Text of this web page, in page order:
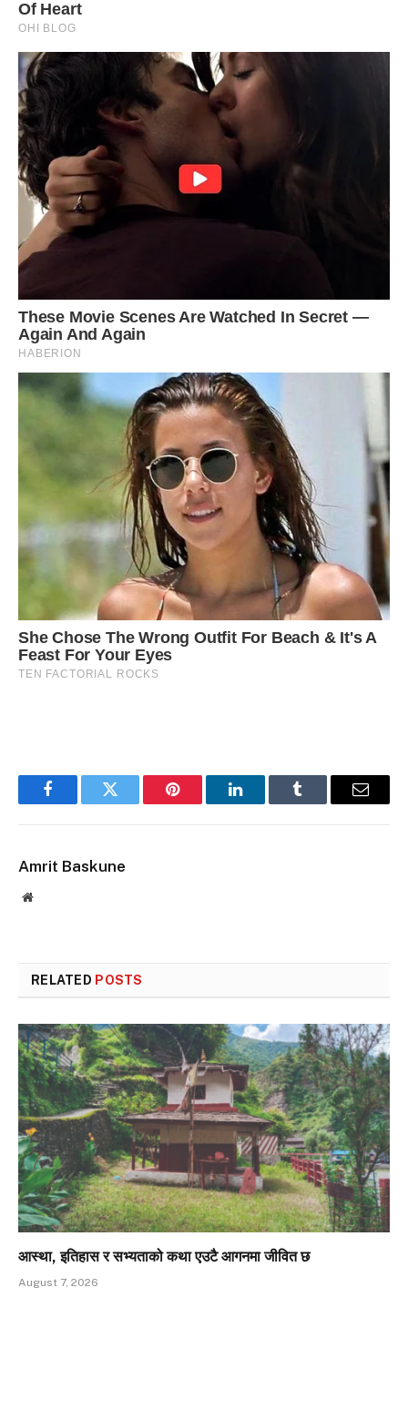
FacebookTwitter Pinterest LinkedInTumblr Email
Amrit Baskune
Website
RELATED POSTS
आस्था, इतिहास र सभ्यताको कथा एउटै आगनमा जीवित छ
August 7, 2026